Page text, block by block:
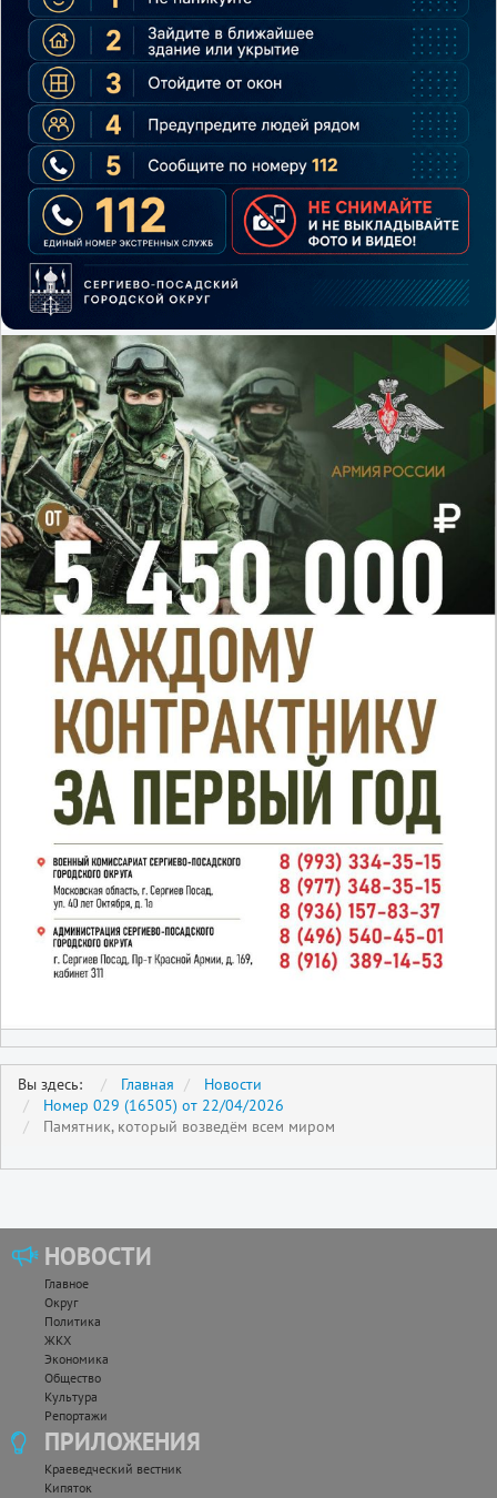
Вы здесь: Главная
Новости
Номер 029 (16505) от 22/04/2026
Памятник, который возведём всем миром
НОВОСТИ
Главное
Округ
Политика
ЖКХ
Экономика
Общество
Культура
Репортажи
ПРИЛОЖЕНИЯ
Краеведческий вестник
Кипяток